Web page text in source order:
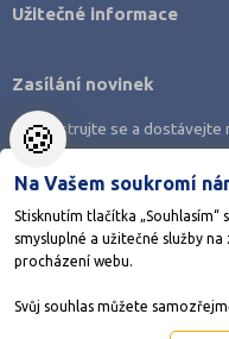
Stáhněte si
Užitečné informace
Zasílání novinek
Zaregistrujte se a dostávejte
AMOS
🍪
Na Vašem soukromí
Stisknutím tlačítka
smysluplné a užitečné služby
procházení webu.
Svůj souhlas můžete